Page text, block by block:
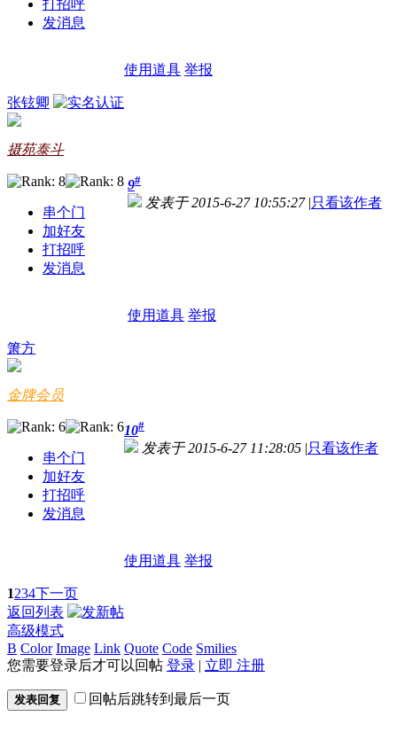
打招呼
发消息
使用道具 举报
张铉卿
摄苑泰斗
串个门
加好友
打招呼
发消息
9#
发表于 2015-6-27 10:55:27 |只看该作者
使用道具 举报
箫方
金牌会员
串个门
加好友
打招呼
发消息
10#
发表于 2015-6-27 11:28:05 |只看该作者
使用道具 举报
1234下一页
返回列表
高级模式
B Color Image Link Quote Code Smilies
您需要登录后才可以回帖 登录 | 立即 注册
发表回复 回帖后跳转到最后一页